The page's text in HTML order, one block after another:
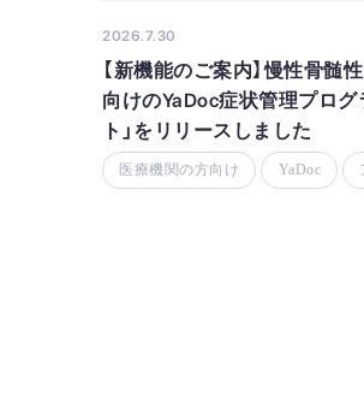
2026.7.30
【新機能のご案内】慢性骨髄
向けのYaDoc症状管理プログ
ト」をリリースしました
医療機関の方向け YaDoc